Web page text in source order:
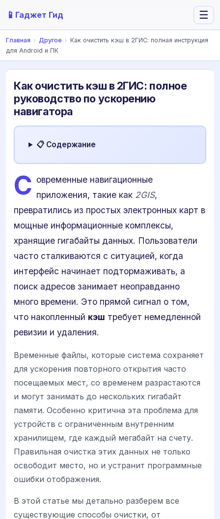
📱 Гаджет Гид ☰
Главная › Другое › Как очистить кэш в 2ГИС: полная инструкция
для Android и ПК
Как очистить кэш в 2ГИС: полное
руководство по ускорению
навигатора
📋 Содержание
С овременные навигационные
приложения, такие как 2GIS,
превратились из простых электронных карт в
мощные информационные комплексы,
хранящие гигабайты данных. Пользователи
часто сталкиваются с ситуацией, когда
интерфейс начинает подтормаживать, а
поиск адресов занимает неоправданно
много времени. Это прямой сигнал о том,
что накопленный кэш требует немедленной
ревизии и удаления.
Временные файлы, которые система сохраняет
для ускорения повторного открытия часто
посещаемых мест, со временем разрастаются
и могут занимать до нескольких гигабайт
памяти. Особенно критична эта проблема для
устройств с ограниченным внутренним
хранилищем, где каждый мегабайт на счету.
Правильная очистка этих данных не только
освободит место, но и устранит программные
ошибки отображения.
В этой статье мы детально разберем все
существующие способы очистки, от